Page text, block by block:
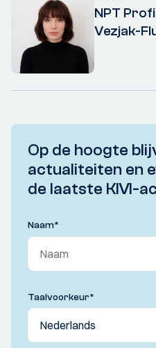
NPT
Vezjak-
Op de hoogte
actualiteiten en
de laatste KIVI-
Naam*
Taalvoorkeur*